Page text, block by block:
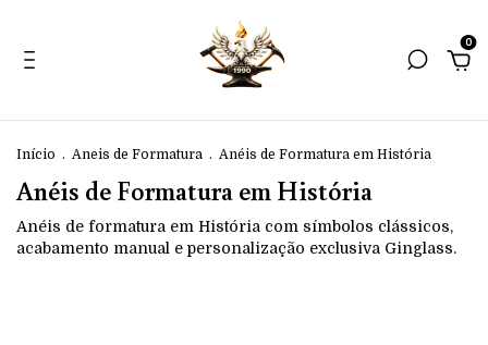
0
Início . Aneis de Formatura . Anéis de Formatura em História
Anéis de Formatura em História
Anéis de formatura em História com símbolos clássicos,
acabamento manual e personalização exclusiva Ginglass.